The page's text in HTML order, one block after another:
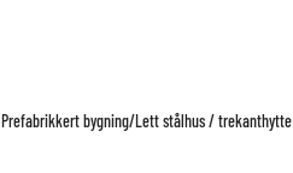
Prefabrikkert bygning/Lett stålhus / trekanthytte